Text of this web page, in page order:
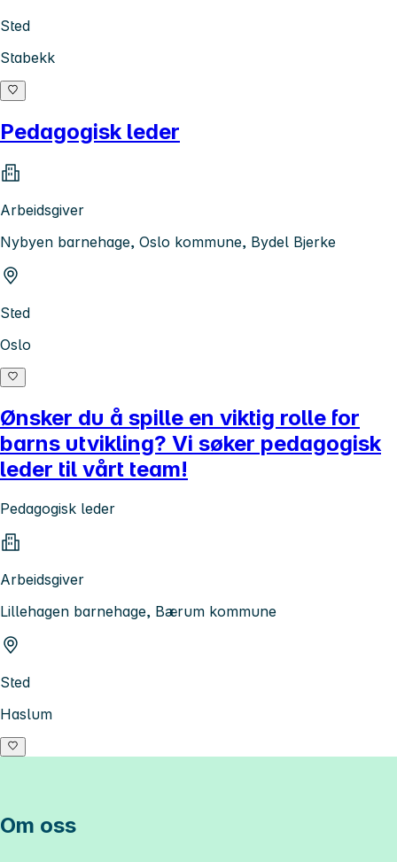
Sted
Stabekk
Pedagogisk leder
Arbeidsgiver
Nybyen barnehage, Oslo kommune, Bydel Bjerke
Sted
Oslo
Ønsker du å spille en viktig rolle for
barns utvikling? Vi søker pedagogisk
leder til vårt team!
Pedagogisk leder
Arbeidsgiver
Lillehagen barnehage, Bærum kommune
Sted
Haslum
Om oss